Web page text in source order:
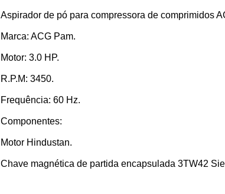
Aspirador de pó para compressora de comprimidos
Marca: ACG Pam.
Motor: 3.0 HP.
R.P.M: 3450.
Frequência: 60 Hz.
Componentes:
Motor Hindustan.
Chave magnética de partida encapsulada 3TW42